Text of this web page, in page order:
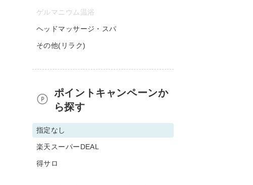
ゲルマニウム温浴
ヘッドマッサージ・スパ
その他(リラク)
ポイントキャンペーンか
ら探す
指定なし
楽天スーパーDEAL
得サロ